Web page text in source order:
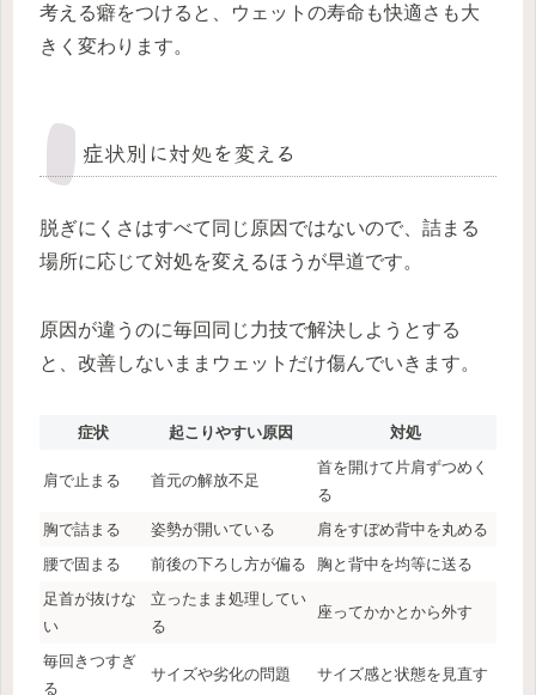
考える癖をつけると、ウェットの寿命も快適さも大
きく変わります。
症状別に対処を変える
脱ぎにくさはすべて同じ原因ではないので、詰まる
場所に応じて対処を変えるほうが早道です。
原因が違うのに毎回同じ力技で解決しようとする
と、改善しないままウェットだけ傷んでいきます。
症状 起こりやすい原因 対処
肩で止まる 首元の解放不足
首を開けて片肩ずつめく
る
胸で詰まる
姿勢が開いている
肩をすぼめ背中を丸める
腰で固まる
前後の下ろし方が偏る
胸と背中を均等に送る
足首が抜けな
い
立ったまま処理してい
る
座ってかかとから外す
毎回きつすぎ
る
サイズや劣化の問題 サイズ感と状態を見直す